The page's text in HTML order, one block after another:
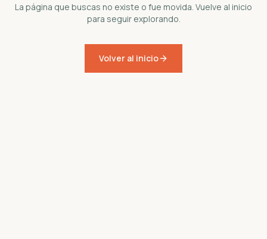
La página que buscas no existe o fue movida. Vuelve al inicio
para seguir explorando.
Volver al inicio